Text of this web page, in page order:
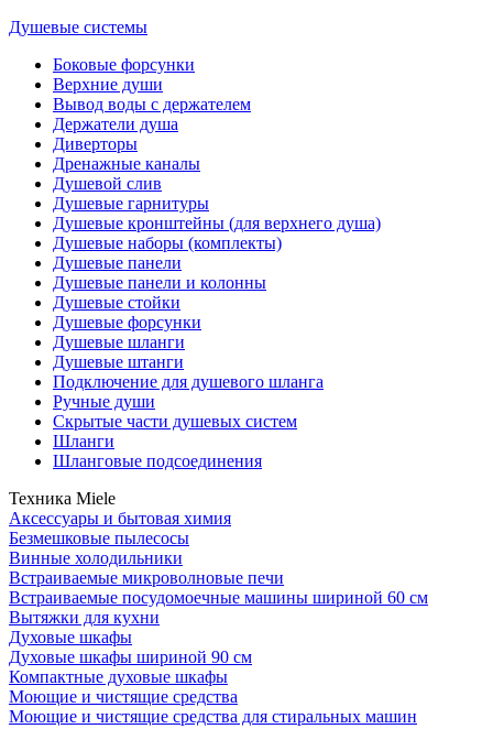
Душевые системы
Боковые форсунки
Верхние души
Вывод воды с держателем
Держатели душа
Диверторы
Дренажные каналы
Душевой слив
Душевые гарнитуры
Душевые кронштейны (для верхнего душа)
Душевые наборы (комплекты)
Душевые панели
Душевые панели и колонны
Душевые стойки
Душевые форсунки
Душевые шланги
Душевые штанги
Подключение для душевого шланга
Ручные души
Скрытые части душевых систем
Шланги
Шланговые подсоединения
Техника Miele
Аксессуары и бытовая химия
Безмешковые пылесосы
Винные холодильники
Встраиваемые микроволновые печи
Встраиваемые посудомоечные машины шириной 60 см
Вытяжки для кухни
Духовые шкафы
Духовые шкафы шириной 90 см
Компактные духовые шкафы
Моющие и чистящие средства
Моющие и чистящие средства для стиральных машин